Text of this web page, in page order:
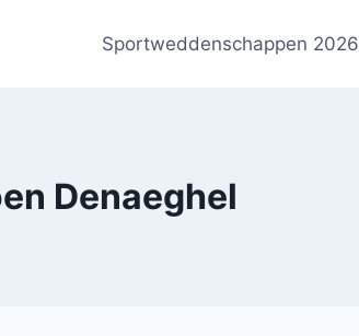
Sportweddenschappen 2026
Denaeghel